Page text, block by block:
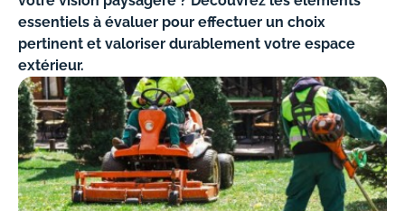
essentiels à évaluer pour effectuer un choix
pertinent et valoriser durablement votre espace
extérieur.